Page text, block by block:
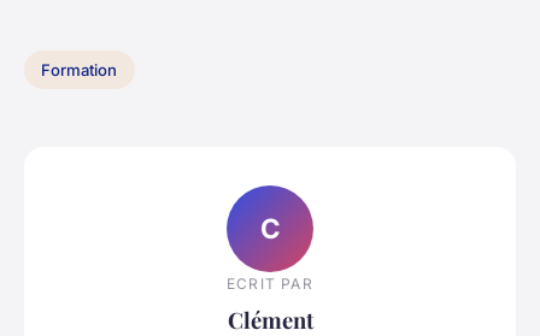
Formation
C
ECRIT PAR
Clément